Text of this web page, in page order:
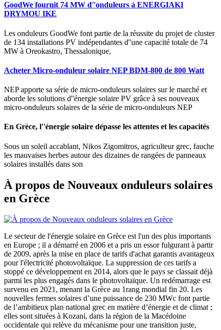
GoodWe fournit 74 MW d''onduleurs à ENERGIAKI
DRYMOU IKE
Les onduleurs GoodWe font partie de la réussite du projet de cluster
de 134 installations PV indépendantes d''une capacité totale de 74
MW à Oreokastro, Thessalonique,
Acheter Micro-onduleur solaire NEP BDM-800 de 800 Watt
NEP apporte sa série de micro-onduleurs solaires sur le marché et
aborde les solutions d''énergie solaire PV grâce à ses nouveaux
micro-onduleurs solaires de la série de micro-onduleurs NEP
En Grèce, l''énergie solaire dépasse les attentes et les capacités
Sous un soleil accablant, Nikos Zigomitros, agriculteur grec, fauche
les mauvaises herbes autour des dizaines de rangées de panneaux
solaires installés dans son
À propos de Nouveaux onduleurs solaires
en Grèce
Le secteur de l'énergie solaire en Grèce est l'un des plus importants
en Europe ; il a démarré en 2006 et a pris un essor fulgurant à partir
de 2009, après la mise en place de tarifs d'achat garantis avantageux
pour l'électricité photovoltaïque. La suppression de ces tarifs a
stoppé ce développement en 2014, alors que le pays se classait déjà
parmi les plus engagés dans le photovoltaïque. Un redémarrage est
survenu en 2021, menant la Grèce au 1rang mondial fin 20. Les
nouvelles fermes solaires d’une puissance de 230 MWc font partie
de l’ambitieux plan national grec en matière d’énergie et de climat ;
elles sont situées à Kozani, dans la région de la Macédoine
occidentale qui relève du mécanisme pour une transition juste,